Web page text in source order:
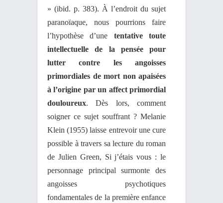
» (ibid. p. 383). À l’endroit du sujet
paranoïaque, nous pourrions faire
l’hypothèse d’une tentative toute
intellectuelle de la pensée pour
lutter contre les angoisses
primordiales de mort non apaisées
à l’origine par un affect primordial
douloureux. Dès lors, comment
soigner ce sujet souffrant ? Melanie
Klein (1955) laisse entrevoir une cure
possible à travers sa lecture du roman
de Julien Green, Si j’étais vous : le
personnage principal surmonte des
angoisses psychotiques
fondamentales de la première enfance